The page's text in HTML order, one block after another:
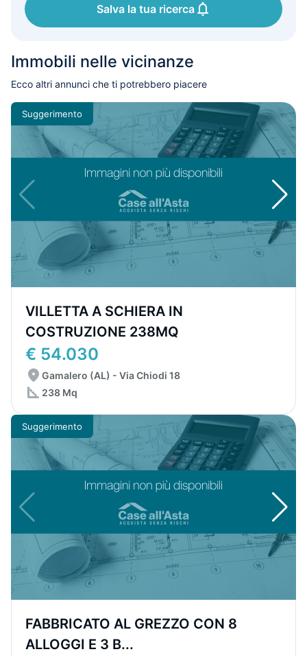
Salva la tua ricerca
Immobili nelle vicinanze
Ecco altri annunci che ti potrebbero piacere
Suggerimento
VILLETTA A SCHIERA IN
COSTRUZIONE 238MQ
€ 54.030
Gamalero (AL) - Via Chiodi 18
238 Mq
Suggerimento
FABBRICATO AL GREZZO CON 8
ALLOGGI E 3 B...